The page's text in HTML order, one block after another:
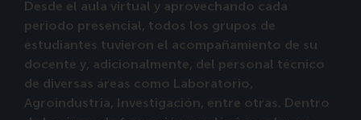
Desde el aula virtual y aprovechando cada
periodo presencial, todos los grupos de
estudiantes tuvieron el acompañamiento de su
docente y, adicionalmente, del personal técnico
de diversas áreas como Laboratorio,
Agroindustria, Investigación, entre otras. Dentro